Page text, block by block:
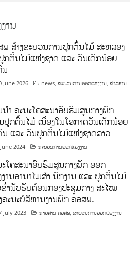
ານ
ພ ສ້າງຂະບວນການປູກຕົ້ນໄມ້ ສະຫລອງ
ກຕົ້ນໄມ້ແຫ່ງຊາດ ແລະ ວັນເດັກນ້ອຍ
ນ
June 2026 news ,ຂະບວນການອອກແຮງງານ ,ຂ່າວສານ
ນໍາ ຄະນະໂຄສະນາອົບຮົມສູນກາງພັກ
ປູກຕົ້ນໄມ້ ເນື່ອງໃນໂອກາດວັນເດັກນ້ອຍ
ນ ແລະ ວັນປູກຕົ້ນໄມ້ແຫ່ງຊາດລາວ
2024 ຂະບວນການອອກແຮງງານ
ະໂຄສະນາອົບຮົມສູນກາງພັກ ອອກ
ານອານາໄມສໍາ ນັກງານ ແລະ ປູກຕົ້ນໄມ້
ຂໍ່ານັບຮັບຕ້ອນກອງປະຊຸມກາງ ສະໄໝ
ຄະນະບໍລິຫານງານພັກ ຄອສພ.
July 2023 ຂ່າວສານ ຄອສພ ,ຂະບວນການອອກແຮງງານ